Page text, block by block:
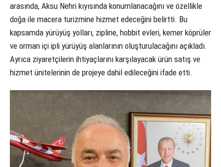
arasında, Aksu Nehri kıyısında konumlanacağını ve özellikle
doğa ile macera turizmine hizmet edeceğini belirtti. Bu
kapsamda yürüyüş yolları, zipline, hobbit evleri, kemer köprüler
ve orman içi ipli yürüyüş alanlarının oluşturulacağını açıkladı.
Ayrıca ziyaretçilerin ihtiyaçlarını karşılayacak ürün satış ve
hizmet ünitelerinin de projeye dahil edileceğini ifade etti.